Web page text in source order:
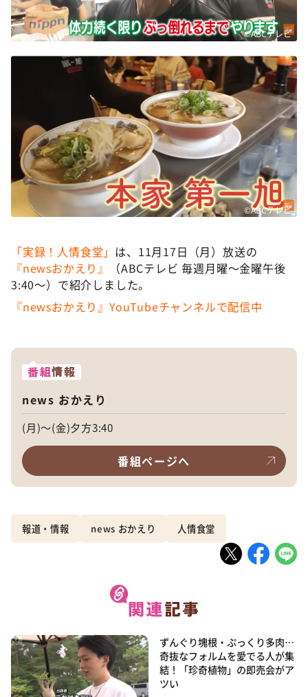
©ABCテレビ
©ABCテレビ
「実録！人情食堂」 は、11月17日（月）放送の
『newsおかえり』
（ABCテレビ 毎週月曜〜金曜午後
3:40〜）で紹介しました。
『newsおかえり』YouTubeチャンネルで配信中
番組情報
news おかえり
(月)～(金)夕方3:40
番組ページへ
報道・情報 news おかえり 人情食堂
ずんぐり塊根・ぷっくり多肉…
奇抜なフォルムを愛でる人が集
結！「珍奇植物」の即売会がア
ツい